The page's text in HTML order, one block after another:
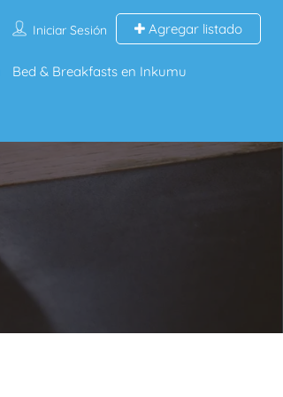
Iniciar Sesión Agregar listado
Bed & Breakfasts en Inkumu